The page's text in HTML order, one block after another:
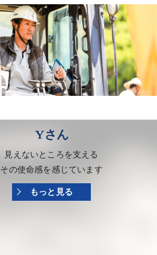
Yさん
見えないところを支える
その使命感を感じています
もっと見る